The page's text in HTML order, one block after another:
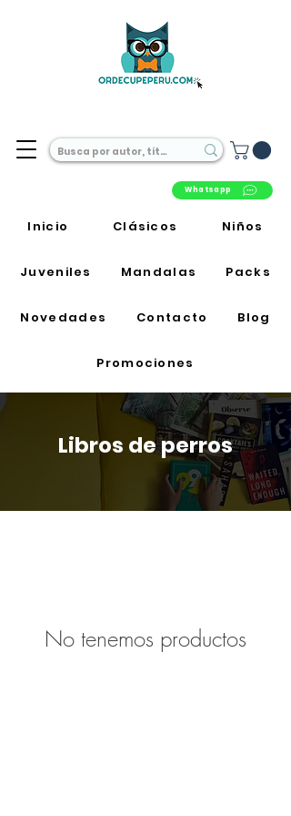
Whatsapp
Inicio Clásicos Niños
Juveniles Mandalas Packs
Novedades Contacto Blog
Promociones
Libros de perros
No tenemos productos